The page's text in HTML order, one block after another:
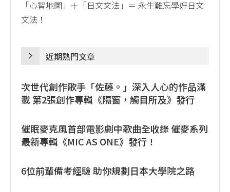
「心智地圖」＋「日文文法」＝ 永生難忘學好日文
文法！
近期熱門文章
次世代創作歌手「佐藤。」深入人心的作品滿
載 第2張創作專輯《隔窗，觸目所及》發行
催眠麥克風首部電影劇中歌曲全收錄 催麥系列
最新專輯《MIC AS ONE》發行！
6位前輩備考經驗 助你規劃日本大學院之路